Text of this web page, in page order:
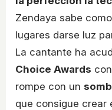
Zendaya sabe
lugares darse luz
La cantante ha
Choice Awards
rompe con un
que consigue crear